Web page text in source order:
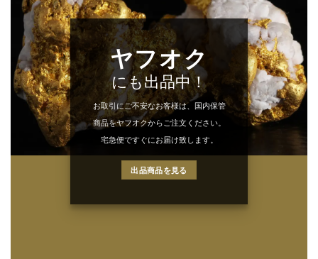
ヤフオク
にも出品中！
お取引にご不安なお客様は、国内保管
商品をヤフオクからご注文ください。
宅急便ですぐにお届け致します。
出品商品を見る